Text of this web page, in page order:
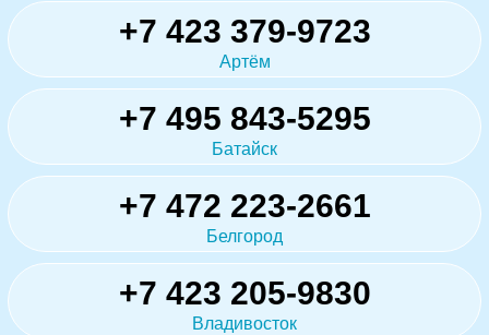
+7 423 379-9723
Артём
+7 495 843-5295
Батайск
+7 472 223-2661
Белгород
+7 423 205-9830
Владивосток